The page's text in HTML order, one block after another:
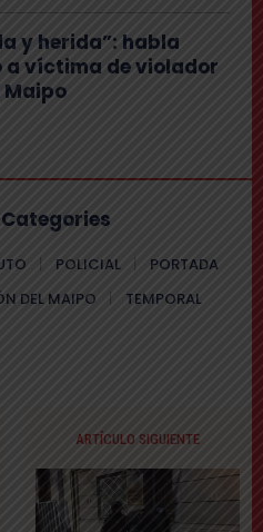
y herida”: habla
a víctima de violador
Maipo
POLICIAL
PORTADA
DEL MAIPO TEMPORAL
ARTÍCULO SIGUIENTE